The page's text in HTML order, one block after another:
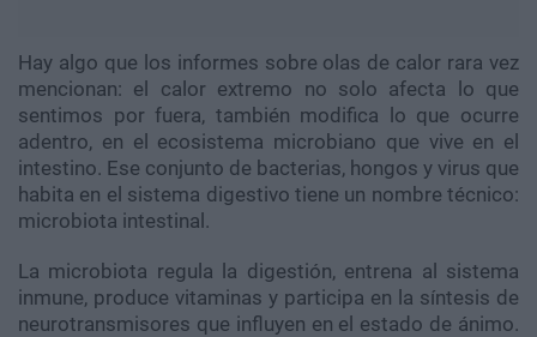
Hay algo que los informes sobre olas de calor rara vez
mencionan: el calor extremo no solo afecta lo que
sentimos por fuera, también modifica lo que ocurre
adentro, en el ecosistema microbiano que vive en el
intestino. Ese conjunto de bacterias, hongos y virus que
habita en el sistema digestivo tiene un nombre técnico:
microbiota intestinal.
La microbiota regula la digestión, entrena al sistema
inmune, produce vitaminas y participa en la síntesis de
neurotransmisores que influyen en el estado de ánimo.